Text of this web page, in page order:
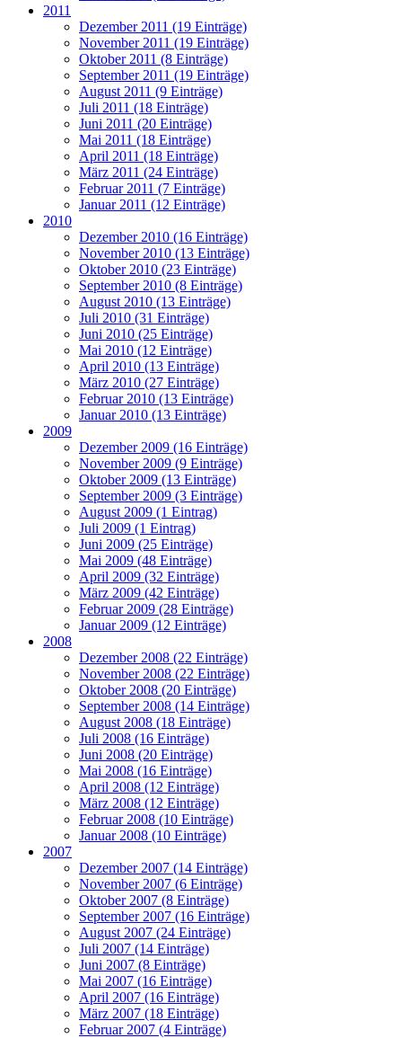
2011
Dezember 2011 (19 Einträge)
November 2011 (19 Einträge)
Oktober 2011 (8 Einträge)
September 2011 (19 Einträge)
August 2011 (9 Einträge)
Juli 2011 (18 Einträge)
Juni 2011 (20 Einträge)
Mai 2011 (18 Einträge)
April 2011 (18 Einträge)
März 2011 (24 Einträge)
Februar 2011 (7 Einträge)
Januar 2011 (12 Einträge)
2010
Dezember 2010 (16 Einträge)
November 2010 (13 Einträge)
Oktober 2010 (23 Einträge)
September 2010 (8 Einträge)
August 2010 (13 Einträge)
Juli 2010 (31 Einträge)
Juni 2010 (25 Einträge)
Mai 2010 (12 Einträge)
April 2010 (13 Einträge)
März 2010 (27 Einträge)
Februar 2010 (13 Einträge)
Januar 2010 (13 Einträge)
2009
Dezember 2009 (16 Einträge)
November 2009 (9 Einträge)
Oktober 2009 (13 Einträge)
September 2009 (3 Einträge)
August 2009 (1 Eintrag)
Juli 2009 (1 Eintrag)
Juni 2009 (25 Einträge)
Mai 2009 (48 Einträge)
April 2009 (32 Einträge)
März 2009 (42 Einträge)
Februar 2009 (28 Einträge)
Januar 2009 (12 Einträge)
2008
Dezember 2008 (22 Einträge)
November 2008 (22 Einträge)
Oktober 2008 (20 Einträge)
September 2008 (14 Einträge)
August 2008 (18 Einträge)
Juli 2008 (16 Einträge)
Juni 2008 (20 Einträge)
Mai 2008 (16 Einträge)
April 2008 (12 Einträge)
März 2008 (12 Einträge)
Februar 2008 (10 Einträge)
Januar 2008 (10 Einträge)
2007
Dezember 2007 (14 Einträge)
November 2007 (6 Einträge)
Oktober 2007 (8 Einträge)
September 2007 (16 Einträge)
August 2007 (24 Einträge)
Juli 2007 (14 Einträge)
Juni 2007 (8 Einträge)
Mai 2007 (16 Einträge)
April 2007 (16 Einträge)
März 2007 (18 Einträge)
Februar 2007 (4 Einträge)